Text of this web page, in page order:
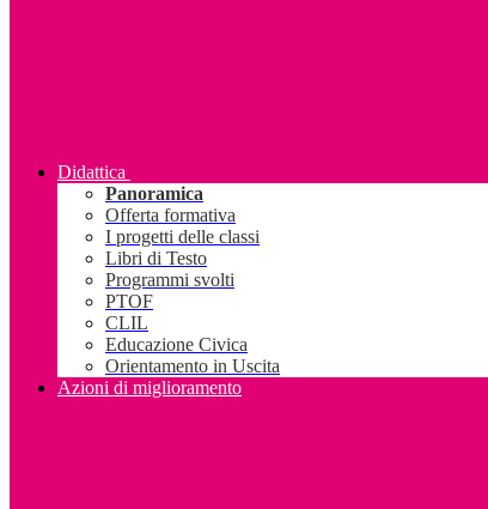
Didattica
Panoramica
Offerta formativa
I progetti delle classi
Libri di Testo
Programmi svolti
PTOF
CLIL
Educazione Civica
Orientamento in Uscita
Azioni di miglioramento